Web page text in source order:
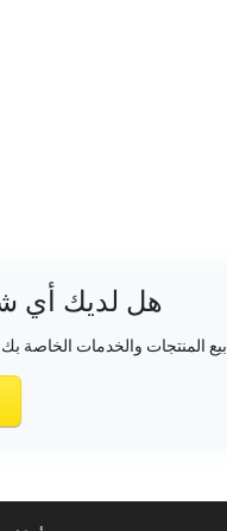
هل لديك أي
بيع المنتجات والخدمات الخاصة